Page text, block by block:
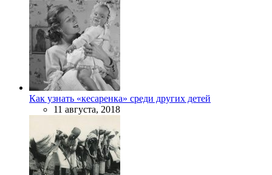
Как узнать «кесаренка» среди других детей
11 августа, 2018